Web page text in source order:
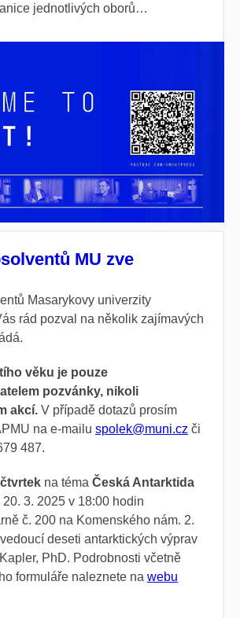
jednotlivých oborů…
MU zve
Masarykovy univerzity
rád pozval na několik zajímavých
věku je pouze
pozvánky, nikoli
akcí. V případě dotazů prosím
na e-mailu spolek@muni.cz či
487.
na téma Česká Antarktida
20. 3. 2025 v 18:00 hodin
č. 200 na Komenského nám. 2.
deseti antarktických výprav
PhD. Podrobnosti včetně
formuláře naleznete na webu